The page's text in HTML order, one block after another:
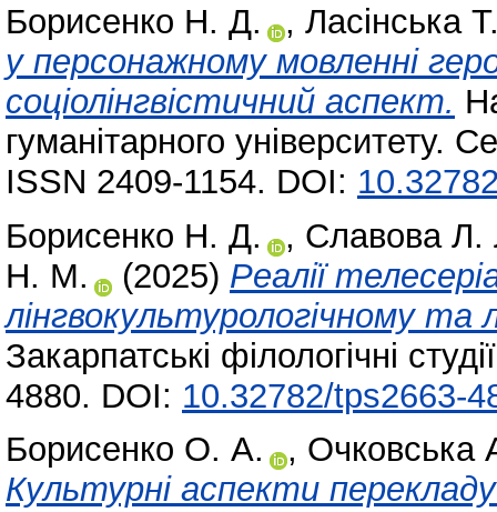
Борисенко Н. Д.
, Ласінська
у персонажному мовленні
соціолінгвістичний аспект.
гуманітарного університету.
ISSN 2409-1154. DOI:
Борисенко Н. Д.
, Славова Л.
Н. М.
(2025) Реалії
лінгвокультурологічному та
Закарпатські філологічні
4880. DOI: 10.32782/tps2663-
Борисенко О. А.
, Очковська
Культурні аспекти